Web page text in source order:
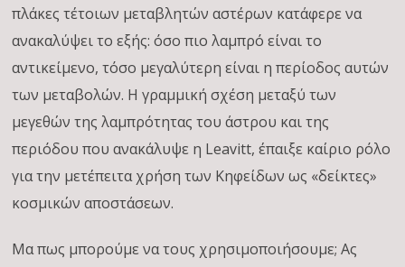
πλάκες τέτοιων μεταβλητών αστέρων κατάφερε να
ανακαλύψει το εξής: όσο πιο λαμπρό είναι το
αντικείμενο, τόσο μεγαλύτερη είναι η περίοδος αυτών
των μεταβολών. Η γραμμική σχέση μεταξύ των
μεγεθών της λαμπρότητας του άστρου και της
περιόδου που ανακάλυψε η Leavitt, έπαιξε καίριο ρόλο
για την μετέπειτα χρήση των Κηφείδων ως «δείκτες»
κοσμικών αποστάσεων.
Μα πως μπορούμε να τους χρησιμοποιήσουμε; Ας